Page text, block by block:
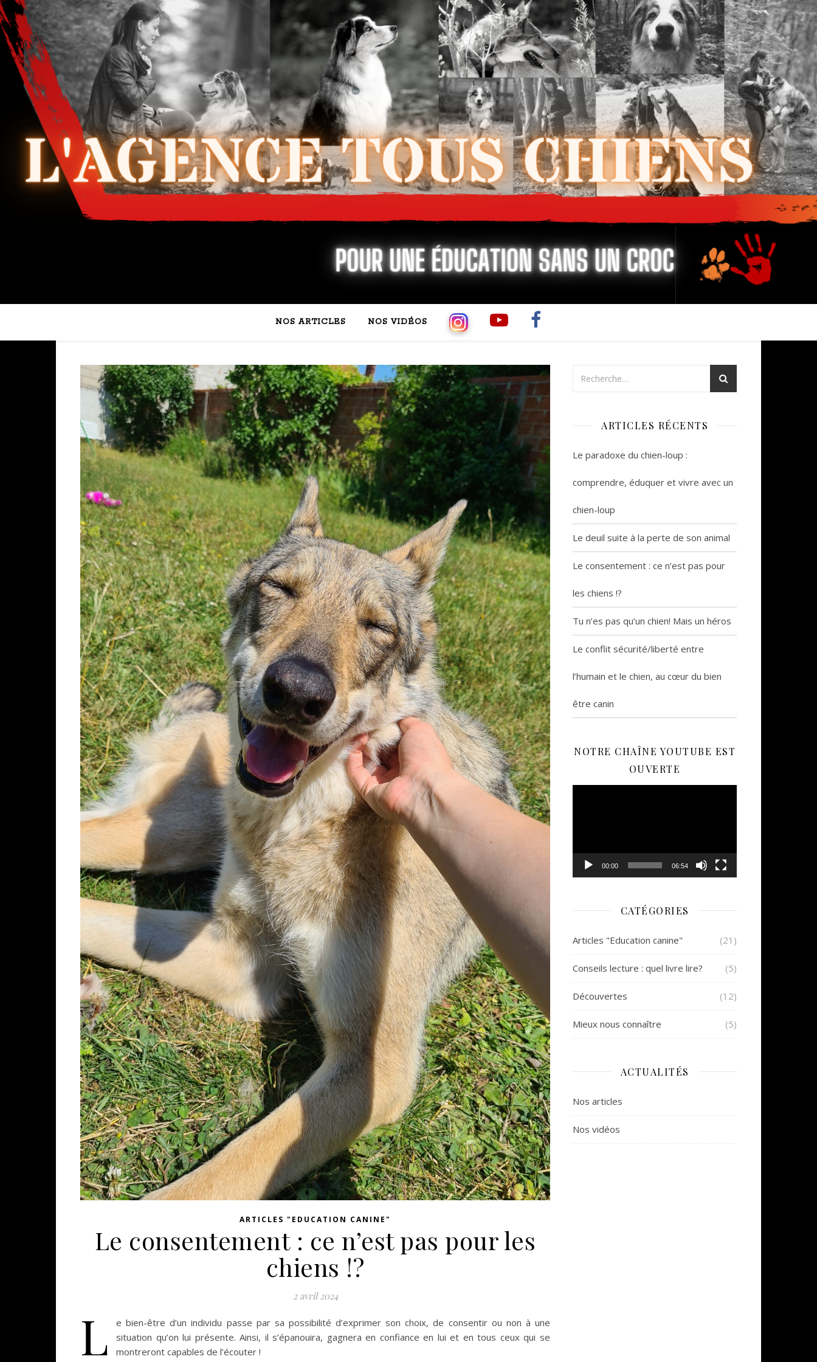
NOS ARTICLES NOS VIDÉOS
ARTICLES "EDUCATION CANINE"
Le consentement : ce n’est pas pour les
chiens !?
2 avril 2024
L
e bien-être d’un individu passe par sa possibilité d’exprimer son choix, de consentir ou non à une
situation qu’on lui présente. Ainsi, il s’épanouira, gagnera en confiance en lui et en tous ceux qui se
montreront capables de l’écouter !
ARTICLES RÉCENTS
Le paradoxe du chien-loup :
comprendre, éduquer et vivre avec un
chien-loup
Le deuil suite à la perte de son animal
Le consentement : ce n’est pas pour
les chiens !?
Tu n’es pas qu’un chien! Mais un héros
Le conflit sécurité/liberté entre
l’humain et le chien, au cœur du bien
être canin
NOTRE CHAÎNE YOUTUBE EST
OUVERTE
00:00 06:54
CATÉGORIES
Articles "Education canine" (21)
Conseils lecture : quel livre lire? (5)
Découvertes (12)
Mieux nous connaître (5)
ACTUALITÉS
Nos articles
Nos vidéos